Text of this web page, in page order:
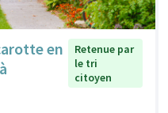
en
Retenue par
le tri
citoyen